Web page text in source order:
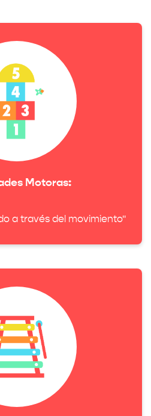
Motoras:
a través del movimiento"